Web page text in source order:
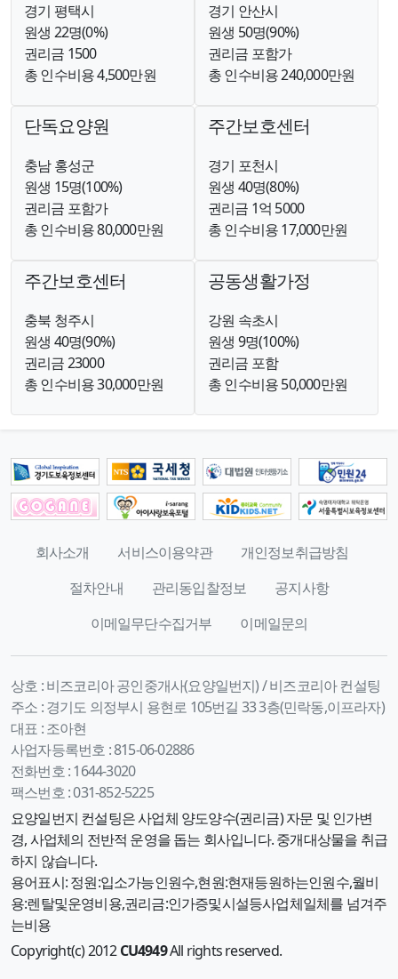
경기 평택시
원생 22명(0%)
권리금 1500
총 인수비용 4,500만원
경기 안산시
원생 50명(90%)
권리금 포함가
총 인수비용 240,000만원
단독요양원
충남 홍성군
원생 15명(100%)
권리금 포함가
총 인수비용 80,000만원
주간보호센터
경기 포천시
원생 40명(80%)
권리금 1억 5000
총 인수비용 17,000만원
주간보호센터
충북 청주시
원생 40명(90%)
권리금 23000
총 인수비용 30,000만원
공동생활가정
강원 속초시
원생 9명(100%)
권리금 포함
총 인수비용 50,000만원
회사소개 서비스이용약관
개인정보취급방침
절차안내
관리동입찰정보
공지사항
이메일무단수집거부
이메일문의
상호 :비즈코리아 공인중개사(요양일번지) / 비즈코리아 컨설팅
주소 :경기도 의정부시 용현로 105번길 33 3층(민락동,이프라자)
대표 :조아현
사업자등록번호 :815-06-02886
전화번호 :1644-3020
팩스번호 :031-852-5225
요양일번지 컨설팅은 사업체 양도양수(권리금) 자문 및 인가변
경, 사업체의 전반적 운영을 돕는 회사입니다. 중개대상물을 취급
하지 않습니다.
용어표시: 정원:입소가능인원수,현원:현재등원하는인원수,월비
용:렌탈및운영비용,권리금:인가증및시설등사업체일체를 넘겨주
는비용
Copyright(c) 2012CU4949All rights reserved.